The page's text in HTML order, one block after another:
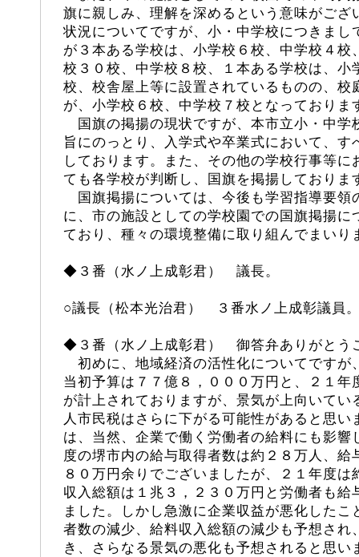
旗に親しみ、理解を深めるという意味がござ
状況についてですが、小・中学校につきまし
が３本ある学校は、小学校６校、中学校４校
校３０校、中学校８校、１本ある学校は、小
校、校舎屋上等に設置されているものの、校
が、小学校６校、中学校７校となっておりま
国旗の掲揚の現状ですが、本市立小・中学
旨にのっとり、入学式や卒業式において、す
しております。また、その他の学校行事等に
ても各学校が判断し、国旗を掲揚しておりま
国旗掲揚については、今後も学習指導要領
に、市の施設としての学校園での国旗掲揚に
ており、種々の環境整備に取り組んでまいり
◆３番（水ノ上成彰君） 議長。
○議長（松本光治君） ３番水ノ上成彰議員
◆３番（水ノ上成彰君） 御答弁ありがとう
初めに、地域経済の活性化についてですが
当初予算は７７億８，０００万円と、２１年
が計上されておりますが、景気が上向いてい
人市民税はさらに下がる可能性があると思い
は、当然、企業で働く労働者の給料にも影響
度の堺市内の給与取得者数は約２８万人、給
８０万円余りでございましたが、２１年度
収入総額は１兆３，２３０万円と労働者も給
ました。しかし急激に企業収益が悪化したこ
者数の減少、給料収入総額の減少も予想され
き、さらなる景気の悪化も予想されると思い